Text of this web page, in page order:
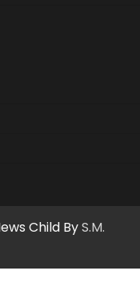
Child ByS.M.